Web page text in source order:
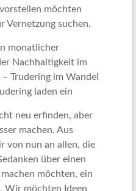
möchten
Vernetzung suchen.
monatlicher
Nachhaltigkeit im
Trudering im Wandel
laden ein
neu erfinden, aber
machen. Aus
von nun an allen, die
über einen
möchten, ein
Wir möchten Ideen